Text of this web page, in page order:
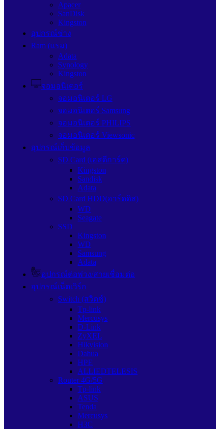
Apacer
SanDisk
Kingston
อุปกรณ์ช่าง
Ram (แรม)
Adata
Synology
Kingston
จอมอนิเตอร์
จอมอนิเตอร์ LG
จอมอนิเตอร์ Samsung
จอมอนิเตอร์ PHILIPS
จอมอนิเตอร์ Viewsonic
อุปกรณ์เก็บข้อมูล
SD Card (เอสดีการ์ด)
Kingston
Sandisk
Adata
SD Card HDD(ฮาร์ดดิส)
WD
Seagate
SSD
Kingston
WD
Samsung
Adata
อุปกรณ์ต่อพ่วง/สายเชื่อมต่อ
อุปกรณ์เน็ตเวิร์ก
Switch (สวิตช์)
Tp-link
Mercusys
D-Link
ZyXEL
Hikvision
Dahua
HPE
ALLIEDTELESIS
Router 4G/5G
Tp-link
ASUS
Tenda
Mercusys
H3C